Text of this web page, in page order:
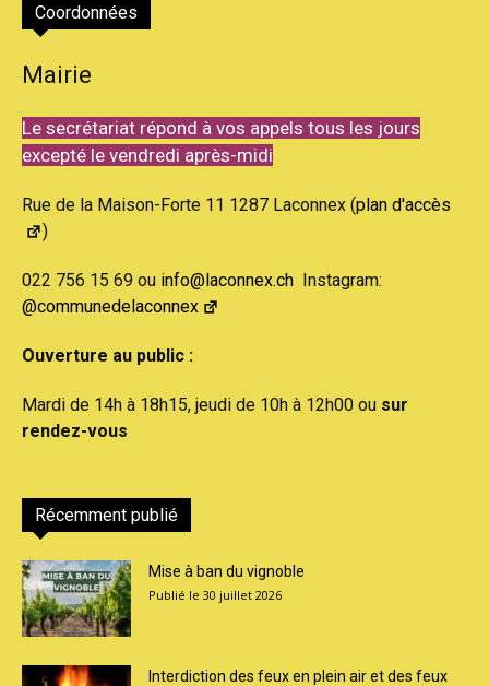
Coordonnées
Mairie
Le secrétariat répond à vos appels tous les jours
excepté le vendredi après-midi
Rue de la Maison-Forte 11 1287 Laconnex (plan d'accès
)
022 756 15 69 ou info@laconnex.ch Instagram:
@communedelaconnex
Ouverture au public :
Mardi de 14h à 18h15, jeudi de 10h à 12h00 ou sur
rendez-vous
Récemment publié
Mise à ban du vignoble
30 juillet 2026
Interdiction des feux en plein air et des feux